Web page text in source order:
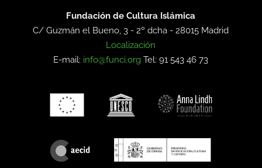
Fundación de Cultura Islámica
C/ Guzmán el Bueno, 3 - 2º dcha -28015 Madrid
Localización
E-mail: info@funci.org Tel: 91 543 46 73